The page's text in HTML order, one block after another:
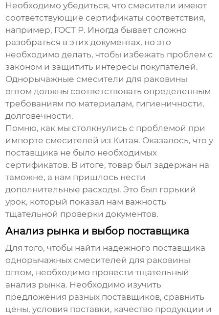
Необходимо убедиться, что смесители имеют
соответствующие сертификаты соответствия,
например, ГОСТ Р. Иногда бывает сложно
разобраться в этих документах, но это
необходимо делать, чтобы избежать проблем с
законом и защитить интересы покупателей.
Однорычажные смесители для раковины
оптом должны соответствовать определенным
требованиям по материалам, гигиеничности,
долговечности.
Помню, как мы столкнулись с проблемой при
импорте смесителей из Китая. Оказалось, что у
поставщика не было необходимых
сертификатов. В итоге, товар был задержан на
таможне, а нам пришлось нести
дополнительные расходы. Это был горький
урок, который показал нам важность
тщательной проверки документов.
Анализ рынка и выбор поставщика
Для того, чтобы найти надежного поставщика
однорычажных смесителей для раковины
оптом, необходимо провести тщательный
анализ рынка. Необходимо изучить
предложения разных поставщиков, сравнить
цены, условия поставки, качество продукции и